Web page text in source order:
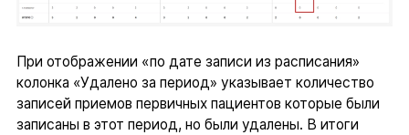
При отображении «по дате записи из расписания»
колонка «Удалено за период» указывает количество
записей приемов первичных пациентов которые были
записаны в этот период, но были удалены. В итоги